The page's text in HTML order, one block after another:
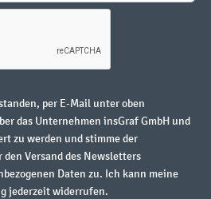
per E-Mail unter oben
das Unternehmen insGraf GmbH und
zu werden und stimme der
Versand des Newsletters
Daten zu. Ich kann meine
jederzeit widerrufen.